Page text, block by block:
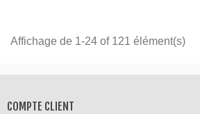
Affichage de 1-24 of 121 élément(s)
COMPTE CLIENT